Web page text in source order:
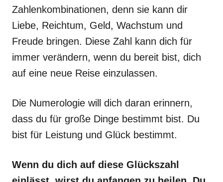
Zahlenkombinationen, denn sie kann dir
Liebe, Reichtum, Geld, Wachstum und
Freude bringen. Diese Zahl kann dich für
immer verändern, wenn du bereit bist, dich
auf eine neue Reise einzulassen.
Die Numerologie will dich daran erinnern,
dass du für große Dinge bestimmt bist. Du
bist für Leistung und Glück bestimmt.
Wenn du dich auf diese Glückszahl